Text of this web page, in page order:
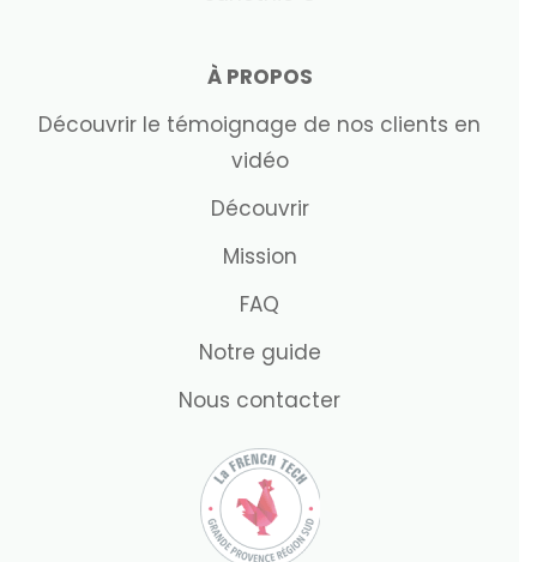
À PROPOS
Découvrir le témoignage de nos clients en
vidéo
Découvrir
Mission
FAQ
Notre guide
Nous contacter